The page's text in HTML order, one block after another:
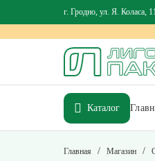
г. Гродно, ул. Я. Коласа,
Каталог
Главная / Магазин /